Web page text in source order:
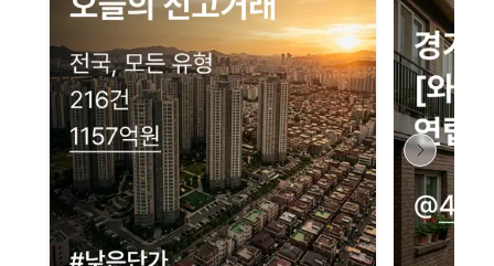
네이버 지도 연결 안내
현재 네이버 지도 연결이 원활하지 않아 지도를 불러올 수 없습니다.
이용에 불편을 드려 죄송합니다.
다시 시도